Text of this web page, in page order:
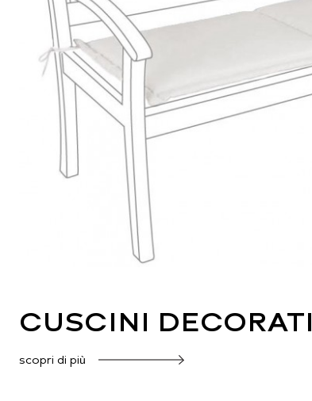
CUSCINI DECORATI
scopri di più